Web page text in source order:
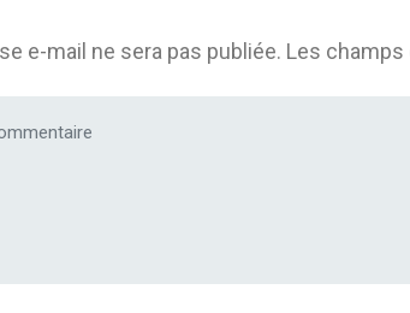
e-mail ne sera pas publiée. Les